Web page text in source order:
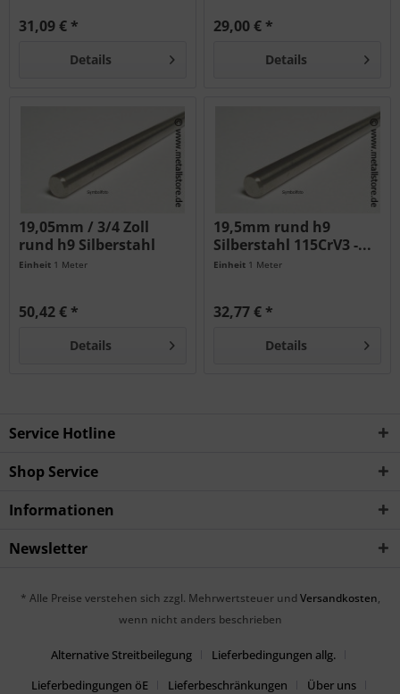
31,09 € *
Details
29,00 € *
Details
19,05mm / 3/4 Zoll
rund h9 Silberstahl
115CrV3...
Einheit 1 Meter
50,42 € *
Details
19,5mm rund h9
Silberstahl 115CrV3 -...
Einheit 1 Meter
32,77 € *
Details
Service Hotline
Shop Service
Informationen
Newsletter
* Alle Preise verstehen sich zzgl. Mehrwertsteuer und Versandkosten,
wenn nicht anders beschrieben
Alternative Streitbeilegung
Lieferbedingungen allg.
Lieferbedingungen öE
Lieferbeschränkungen Über uns